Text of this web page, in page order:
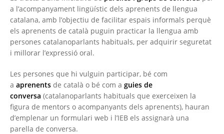
a l’acompanyament lingüístic dels aprenents de llengua
catalana, amb l’objectiu de facilitar espais informals perquè
els aprenents de català puguin practicar la llengua amb
persones catalanoparlants habituals, per adquirir seguretat
i millorar l’expressió oral.
Les persones que hi vulguin participar, bé com
a aprenents de català o bé com a guies de
conversa (catalanoparlants habituals que exerceixen la
figura de mentors o acompanyants dels aprenents), hauran
d’emplenar un formulari web i l’IEB els assignarà una
parella de conversa.